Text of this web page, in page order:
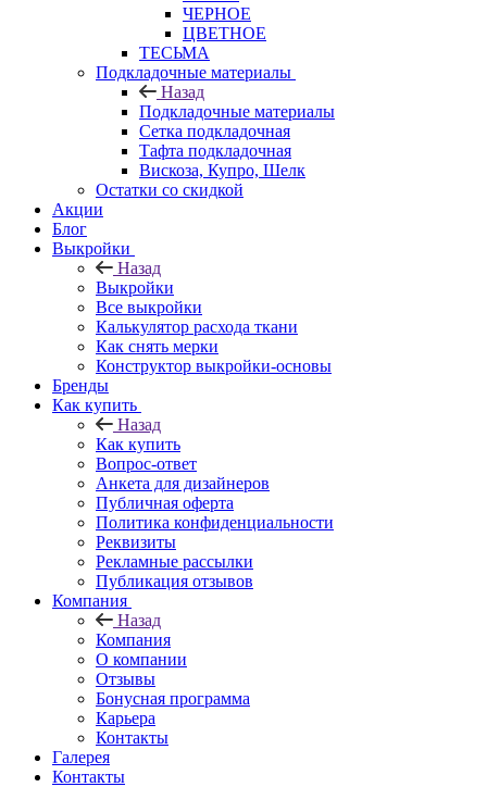
ЧЕРНОЕ
ЦВЕТНОЕ
ТЕСЬМА
Подкладочные материалы
Назад
Подкладочные материалы
Сетка подкладочная
Тафта подкладочная
Вискоза, Купро, Шелк
Остатки со скидкой
Акции
Блог
Выкройки
Назад
Выкройки
Все выкройки
Калькулятор расхода ткани
Как снять мерки
Конструктор выкройки-основы
Бренды
Как купить
Назад
Как купить
Вопрос-ответ
Анкета для дизайнеров
Публичная оферта
Политика конфиденциальности
Реквизиты
Рекламные рассылки
Публикация отзывов
Компания
Назад
Компания
О компании
Отзывы
Бонусная программа
Карьера
Контакты
Галерея
Контакты